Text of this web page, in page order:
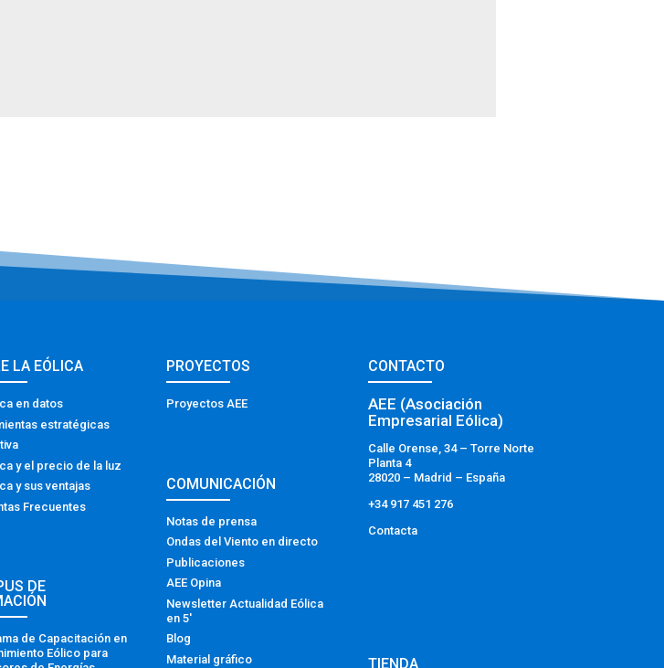
LA EÓLICA
en datos
estratégicas
y el precio de la luz
y sus ventajas
Frecuentes
DE
de Capacitación en
Eólico para
PROYECTOS
Proyectos AEE
COMUNICACIÓN
Notas de prensa
Ondas del Viento en directo
Publicaciones
AEE Opina
Newsletter Actualidad Eólica
en 5′
Blog
Material gráfico
CONTACTO
AEE (Asociación
Empresarial Eólica)
Calle Orense, 34 – Torre Norte
Planta 4
28020 – Madrid – España
+34 917 451 276
Contacta
TIENDA